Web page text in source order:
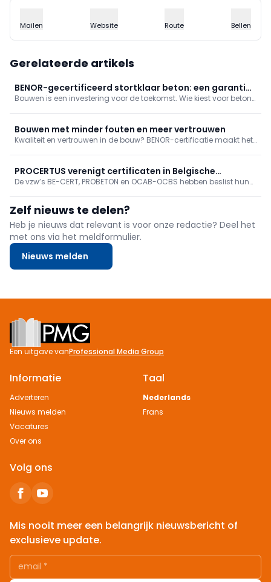
Mailen Website Route Bellen
Gerelateerde artikels
BENOR-gecertificeerd stortklaar beton: een garantie
voor kwaliteit
Bouwen is een investering voor de toekomst. Wie kiest voor beton
BENOR-gecertificeerd beton kiest u daarentegen voor zekerheid
en kwaliteit.
Bouwen met minder fouten en meer vertrouwen
Kwaliteit en vertrouwen in de bouw? BENOR-certificatie maakt het
PROCERTUS verenigt certificaten in Belgische
bouwsector
De vzw’s BE-CERT, PROBETON en OCAB-OCBS hebben beslist hun
bouwstaalindustrie samen ...
Zelf nieuws te delen?
Heb je nieuws dat relevant is voor onze redactie? Deel het
met ons via het meldformulier.
Nieuws melden
Footer
Een uitgave vanProfessional Media Group
Informatie
Adverteren
Nieuws melden
Vacatures
Over ons
Taal
Nederlands
Frans
Volg ons
Mis nooit meer een belangrijk nieuwsbericht of
exclusieve update.
email *